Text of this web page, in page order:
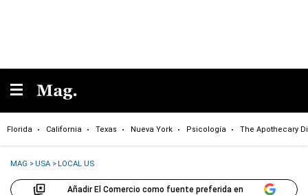
Florida California Texas Nueva York Psicología The Apothecary
MAG >USA >LOCAL US
Añadir El Comercio como fuente preferida en